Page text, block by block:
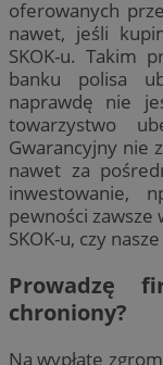
oferowanych
nawet, jeśli
SKOK-u. Takim
banku polisa
naprawdę nie
towarzystwo
Gwarancyjny nie
nawet za
inwestowanie,
pewności
SKOK-u, czy
Prowadzę
chroniony?
Na wypłatę